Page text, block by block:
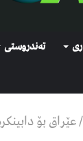
تەندروستی
/عێراق بۆ